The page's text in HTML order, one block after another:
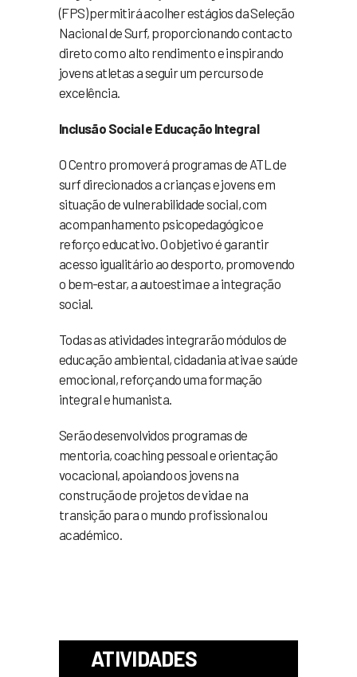
(FPS) permitirá acolher estágios da Seleção
Nacional de Surf, proporcionando contacto
direto com o alto rendimento e inspirando
jovens atletas a seguir um percurso de
excelência.
Inclusão Social e Educação Integral
O Centro promoverá programas de ATL de
surf direcionados a crianças e jovens em
situação de vulnerabilidade social, com
acompanhamento psicopedagógico e
reforço educativo. O objetivo é garantir
acesso igualitário ao desporto, promovendo
o bem-estar, a autoestima e a integração
social.
Todas as atividades integrarão módulos de
educação ambiental, cidadania ativa e saúde
emocional, reforçando uma formação
integral e humanista.
Serão desenvolvidos programas de
mentoria, coaching pessoal e orientação
vocacional, apoiando os jovens na
construção de projetos de vida e na
transição para o mundo profissional ou
académico.
ATIVIDADES